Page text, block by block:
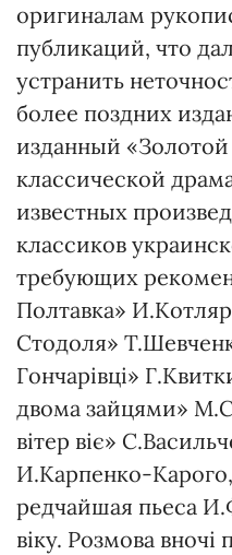
оригиналам
публикаций, что
устранить
более поздних
изданный
классической
известных
классиков
требующих
Полтавка»
Стодоля»
Гончарівці»
двома зайцями»
вітер віє»
И.Карпенко-
редчайшая пьеса
віку. Розмова